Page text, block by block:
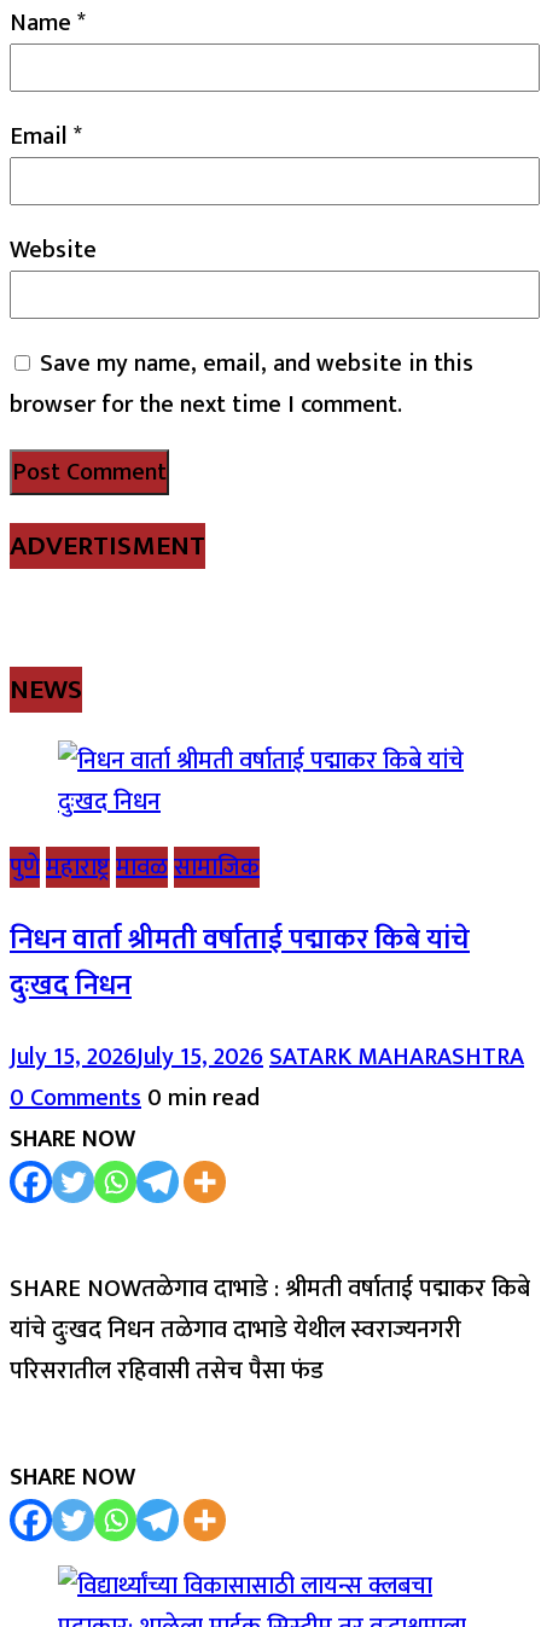
Name*
Email*
Website
Save my name, email, and website in this
browser for the next time I comment.
ADVERTISMENT
NEWS
पुणेमहाराष्ट्रमावळसामाजिक
निधन वार्ता श्रीमती वर्षाताई पद्माकर किबे यांचे
दुःखद निधन
July 15, 2026July 15, 2026SATARK MAHARASHTRA
0 Comments0 min read
SHARE NOW
SHARE NOWतळेगाव दाभाडे : श्रीमती वर्षाताई पद्माकर किबे
यांचे दुःखद निधन तळेगाव दाभाडे येथील स्वराज्यनगरी
परिसरातील रहिवासी तसेच पैसा फंड
SHARE NOW